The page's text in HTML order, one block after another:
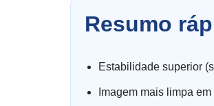
Resumo
Estabilidade superior
Imagem mais limpa